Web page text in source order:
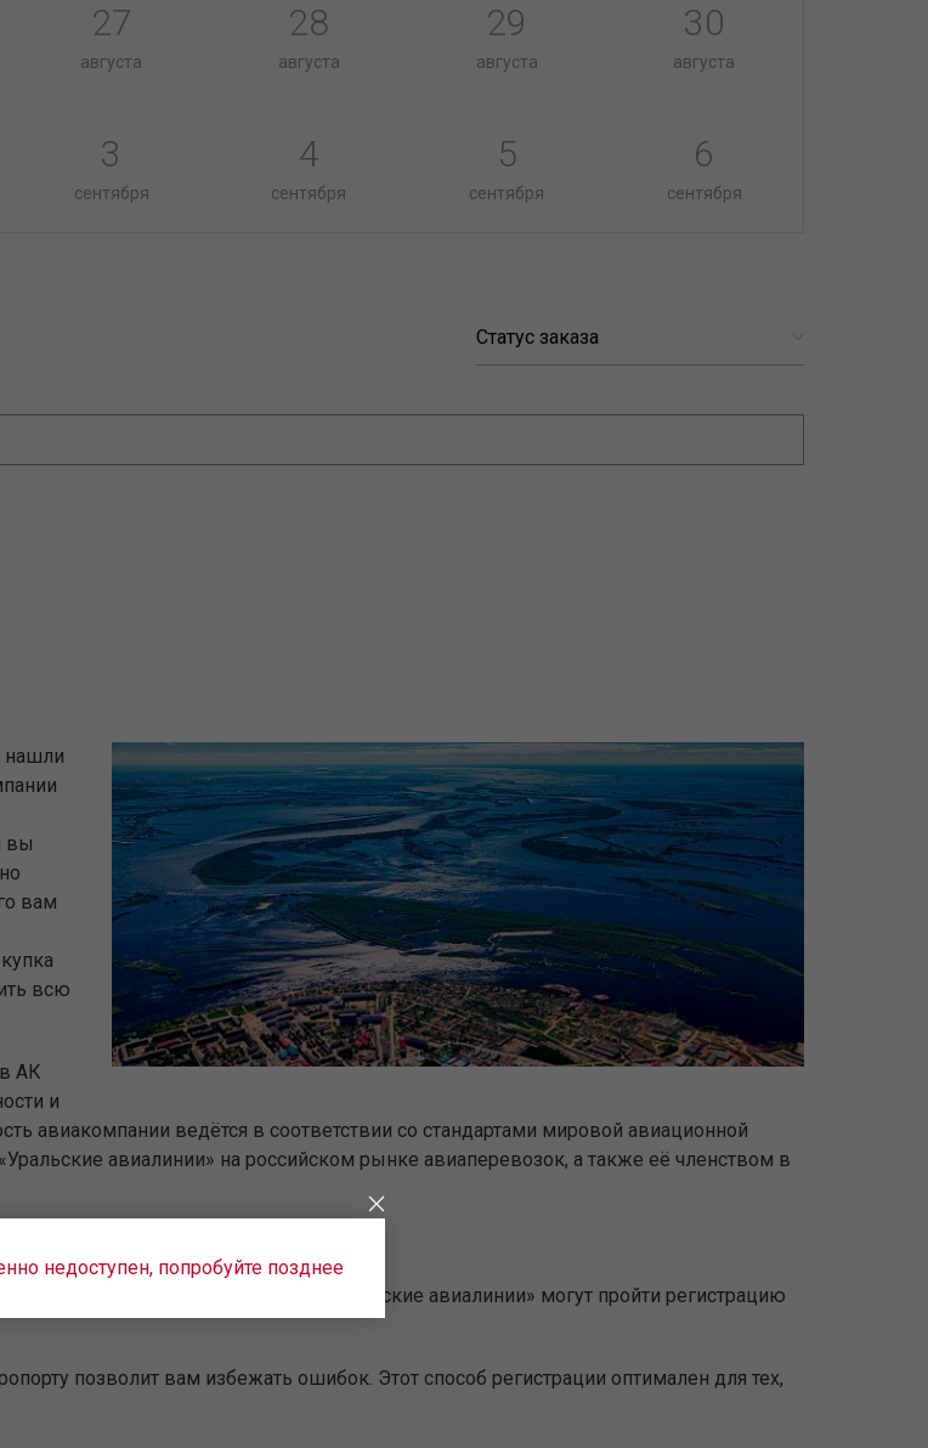
27
августа
28
августа
29
августа
30
августа
3
сентября
4
сентября
5
сентября
6
сентября
нашли
вы
вам
всю
АК
и
авиакомпании ведётся в соответствии со стандартами мировой авиационной
авиалинии» на российском рынке авиаперевозок, а также её членством в
на рейс. Клиенты АК «Уральские авиалинии» могут пройти регистрацию
позволит вам избежать ошибок. Этот способ регистрации оптимален для тех,
недоступен, попробуйте позднее